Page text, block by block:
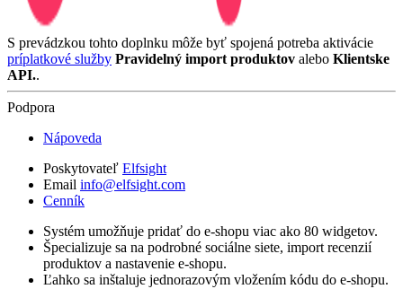
S prevádzkou tohto doplnku môže byť spojená potreba aktivácie
príplatkové služby Pravidelný import produktov alebo Klientske
API..
Podpora
Nápoveda
Poskytovateľ Elfsight
Email info@elfsight.com
Cenník
Systém umožňuje pridať do e-shopu viac ako 80 widgetov.
Špecializuje sa na podrobné sociálne siete, import recenzií
produktov a nastavenie e-shopu.
Ľahko sa inštaluje jednorazovým vložením kódu do e-shopu.